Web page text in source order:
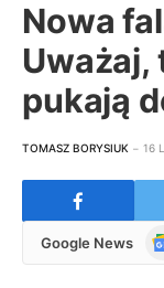
Nowa
pukają
TOMASZ BORYSIUK 16
Google News